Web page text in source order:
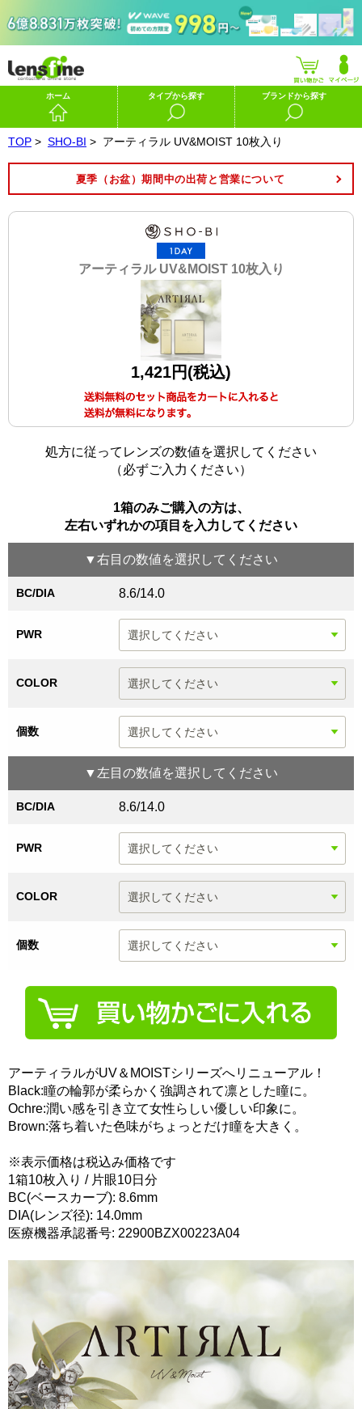
ホーム タイプから探す ブランドから探す
TOP > SHO-BI > アーティラル UV&MOIST 10枚入り
夏季（お盆）期間中の出荷と営業について
アーティラル UV&MOIST 10枚入り
1,421円(税込)
処方に従ってレンズの数値を選択してください
（必ずご入力ください）
1箱のみご購入の方は、
左右いずれかの項目を入力してください
▼右目 の数値を選択してください
BC/DIA 8.6/14.0
PWR
COLOR
個数
▼ 左目 の数値を選択してください
BC/DIA 8.6/14.0
PWR
COLOR
個数
アーティラルがUV＆MOISTシリーズへリニューアル！
Black:瞳の輪郭が柔らかく強調されて凛とした瞳に。
Ochre:潤い感を引き立て女性らしい優しい印象に。
Brown:落ち着いた色味がちょっとだけ瞳を大きく。
※表示価格は税込み価格です
1箱10枚入り / 片眼10日分
BC(ベースカーブ): 8.6mm
DIA(レンズ径): 14.0mm
医療機器承認番号: 22900BZX00223A04